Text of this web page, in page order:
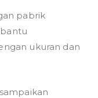
pabrik
ukuran dan